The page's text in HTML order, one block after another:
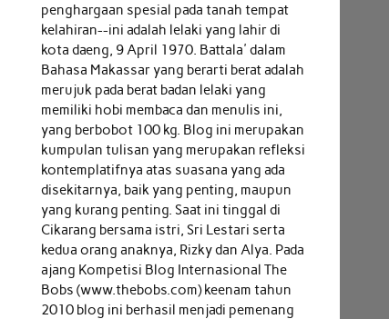
penghargaan spesial pada tanah tempat
kelahiran--ini adalah lelaki yang lahir di
kota daeng, 9 April 1970. Battala' dalam
Bahasa Makassar yang berarti berat adalah
merujuk pada berat badan lelaki yang
memiliki hobi membaca dan menulis ini,
yang berbobot 100 kg. Blog ini merupakan
kumpulan tulisan yang merupakan refleksi
kontemplatifnya atas suasana yang ada
disekitarnya, baik yang penting, maupun
yang kurang penting. Saat ini tinggal di
Cikarang bersama istri, Sri Lestari serta
kedua orang anaknya, Rizky dan Alya. Pada
ajang Kompetisi Blog Internasional The
Bobs (www.thebobs.com) keenam tahun
2010 blog ini berhasil menjadi pemenang